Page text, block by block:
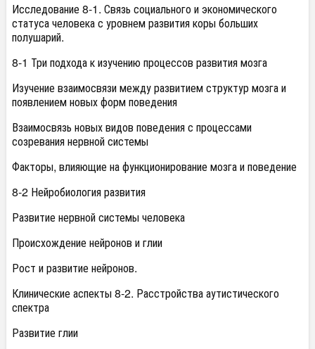
Исследование 8-1. Связь социального и экономического
статуса человека с уровнем развития коры больших
полушарий.
8-1 Три подхода к изучению процессов развития мозга
Изучение взаимосвязи между развитием структур мозга и
появлением новых форм поведения
Взаимосвязь новых видов поведения с процессами
созревания нервной системы
Факторы, влияющие на функционирование мозга и поведение
8-2 Нейробиология развития
Развитие нервной системы человека
Происхождение нейронов и глии
Рост и развитие нейронов.
Клинические аспекты 8-2. Расстройства аутистического
спектра
Развитие глии